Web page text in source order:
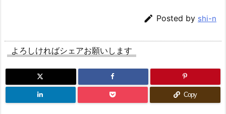
 Posted by shi-n
よろしければシェアお願いします
Copy